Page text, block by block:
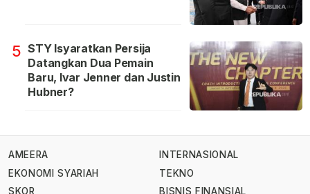
5 STY Isyaratkan Persija
Datangkan Dua Pemain
Baru, Ivar Jenner dan Justin
Hubner?
AMEERA
EKONOMI SYARIAH
SKOR
INTERNASIONAL
TEKNO
BISNIS FINANSIAL